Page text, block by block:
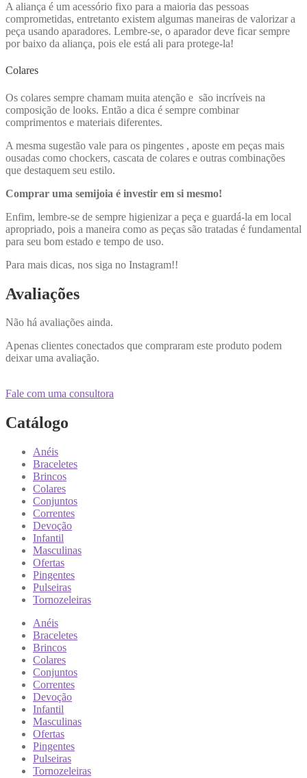
A aliança é um acessório fixo para a maioria das pessoas
comprometidas, entretanto existem algumas maneiras de valorizar a
peça usando aparadores. Lembre-se, o aparador deve ficar sempre
por baixo da aliança, pois ele está ali para protege-la!
Colares
Os colares sempre chamam muita atenção e são incríveis na
composição de looks. Então a dica é sempre combinar
comprimentos e materiais diferentes.
A mesma sugestão vale para os pingentes , aposte em peças mais
ousadas como chockers, cascata de colares e outras combinações
que destaquem seu estilo.
Comprar uma semijoia é investir em si mesmo!
Enfim, lembre-se de sempre higienizar a peça e guardá-la em local
apropriado, pois a maneira como as peças são tratadas é fundamental
para seu bom estado e tempo de uso.
Para mais dicas, nos siga no Instagram!!
Avaliações
Não há avaliações ainda.
Apenas clientes conectados que compraram este produto podem
deixar uma avaliação.
Fale com uma consultora
Catálogo
Anéis
Braceletes
Brincos
Colares
Conjuntos
Correntes
Devoção
Infantil
Masculinas
Ofertas
Pingentes
Pulseiras
Tornozeleiras
Anéis
Braceletes
Brincos
Colares
Conjuntos
Correntes
Devoção
Infantil
Masculinas
Ofertas
Pingentes
Pulseiras
Tornozeleiras